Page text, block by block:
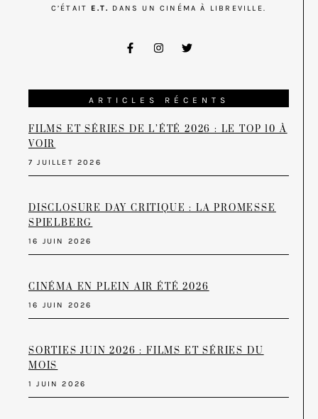
C’ÉTAIT E.T. DANS UN CINÉMA À LIBREVILLE.
ARTICLES RÉCENTS
FILMS ET SÉRIES DE L’ÉTÉ 2026 : LE TOP 10 À
VOIR
7 JUILLET 2026
DISCLOSURE DAY CRITIQUE : LA PROMESSE
SPIELBERG
16 JUIN 2026
CINÉMA EN PLEIN AIR ÉTÉ 2026
16 JUIN 2026
SORTIES JUIN 2026 : FILMS ET SÉRIES DU
MOIS
1 JUIN 2026